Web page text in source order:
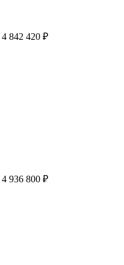
4 842 420 ₽
4 936 800 ₽